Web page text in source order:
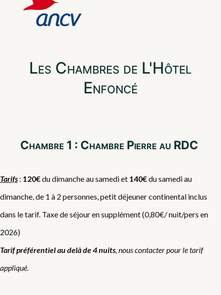
Les Chambres de L'Hôtel
Enfoncé
Chambre 1 : Chambre Pierre au RDC
Tarifs : 120€du dimanche au samedi et 140€du samedi au
dimanche, de 1 à 2 personnes, petit déjeuner continental inclus
dans le tarif. Taxe de séjour en supplément (0,80€/ nuit/pers en
2026)
Tarif préférentiel au delà de 4 nuits , nous contacter pour le tarif
appliqué.